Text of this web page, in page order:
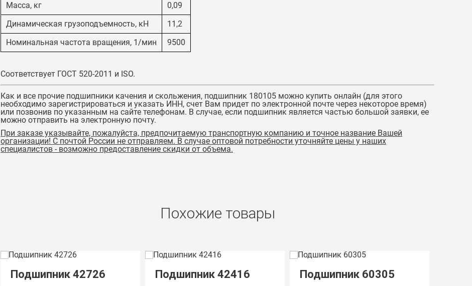
Масса, кг
0,09
Динамическая грузоподъемность, кН
11,2
Номинальная частота вращения, 1/мин
9500
Соответствует ГОСТ 520-2011 и ISO.
Как и все прочие подшипники качения и скольжения, подшипник 180105 можно купить онлайн (для этого
необходимо зарегистрироваться и указать ИНН, счет Вам придет по электронной почте через некоторое время)
или позвонив по указанным на сайте телефонам. В случае, если подшипник является частью большой заявки, ее
можно отправить на электронную почту.
При заказе указывайте, пожалуйста, предпочитаемую транспортную компанию и точное название Вашей
организации! С почтой России не отправляем. В случае оптовой потребности уточняйте цены у наших
специалистов - возможно предоставление скидки от объема.
Похожие товары
Подшипник 42726 Подшипник 42416 Подшипник 60305